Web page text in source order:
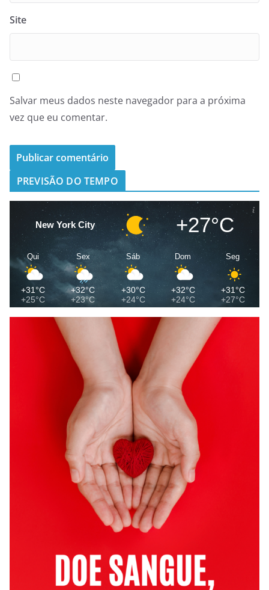
Site
Salvar meus dados neste navegador para a próxima
vez que eu comentar.
PREVISÃO DO TEMPO
New York City +27°C
Qui
+31°C
+25°C
Sex
+32°C
+23°C
Sáb
+30°C
+24°C
Dom
+32°C
+24°C
Seg
+31°C
+27°C